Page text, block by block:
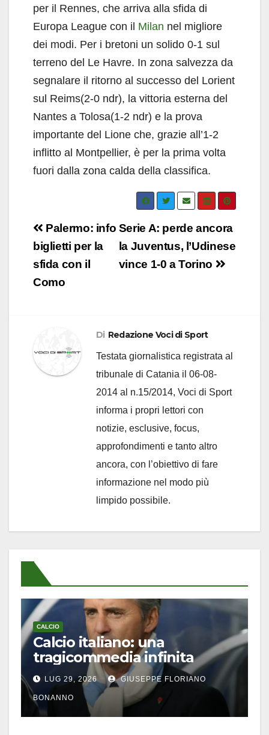
per il Rennes, che arriva alla sfida di
Europa League con il Milan nel migliore
dei modi. Per i bretoni un solido 0-1 sul
terreno del Le Havre. In zona salvezza da
segnalare il ritorno al successo del Lorient
sul Reims(2-0 ndr), la vittoria esterna del
Nantes a Tolosa(1-2 ndr) e la prova
importante del Lione che, grazie all’1-2
inflitto al Montpellier, è per la prima volta
fuori dalla zona calda della classifica.
Navigazione
articoli
Serie A: perde ancora
la Juventus, l’Udinese
vince 1-0 a Torino
Palermo: info
biglietti per la
sfida con il
Como
Di Redazione Voci di Sport
Testata giornalistica registrata al
tribunale di Catania il 06-08-
2014 al n.15/2014, Voci di Sport
informa i propri lettori con
notizie, esclusive, focus,
approfondimenti e tanto altro
ancora, con l’obiettivo di fare
informazione nel modo più
limpido possibile.
CALCIO
Calcio italiano: una
tragicommedia infinita
LUG 29, 2026 GIUSEPPE FLORIANO
BONANNO